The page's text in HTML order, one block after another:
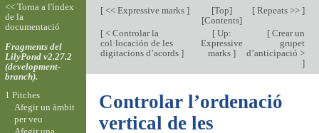
[<< Expressive marks ] [Top]
[Contents]
[Repeats >> ]
[< Controlar la
col·locación de les
digitacions d’acords ]
[ Up:
Expressive
marks]
[Crear un
grupet
d’anticipació >
]
Controlar l’ordenació
vertical de les
<< Torna a l'índex
de la
documentació
Fragments del
LilyPond v2.27.2
(development-
branch).
1 Pitches
Afegir un àmbit
per veu